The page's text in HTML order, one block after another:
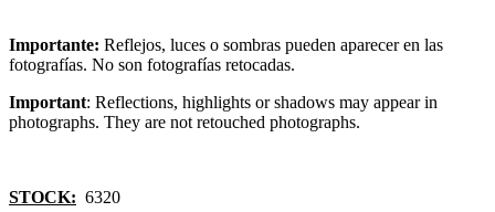
Importante: Reflejos, luces o sombras pueden aparecer en las
fotografías. No son fotografías retocadas.
Important: Reflections, highlights or shadows may appear in
photographs. They are not retouched photographs.
STOCK: 6320